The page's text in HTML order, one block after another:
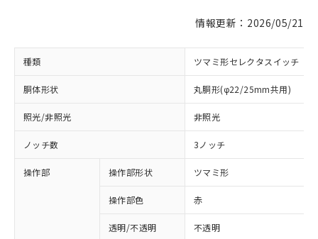
情報更新：2026/05/21
種類 ツマミ形セレクタスイッチ
胴体形状 丸胴形(φ22/25mm共用)
照光/非照光 非照光
ノッチ数 3ノッチ
操作部 操作部形状 ツマミ形
操作部色 赤
透明/不透明 不透明